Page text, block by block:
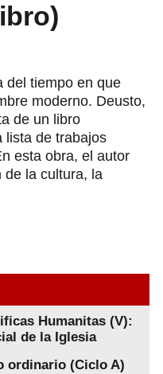
del tiempo en que
moderno. Deusto,
de un libro
lista de trabajos
esta obra, el autor
de la cultura, la
Humanitas (V):
de la Iglesia
ordinario (Ciclo A)